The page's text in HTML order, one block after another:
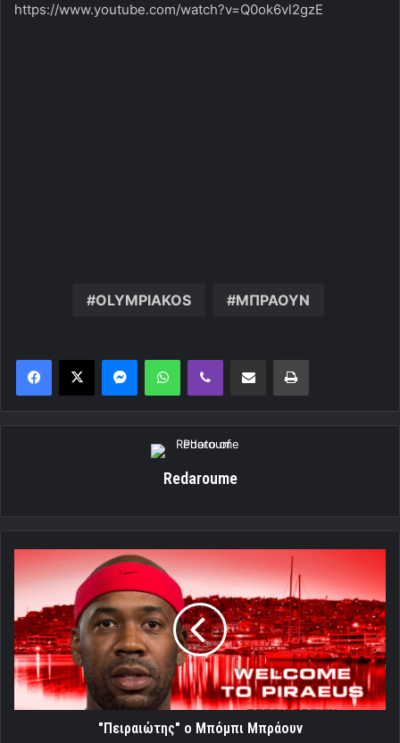
https://www.youtube.com/watch?v=Q0ok6vl2gzE
OLYMPIAKOS ΜΠΡΑΟΥΝ
MessengerWhatsAppViber Κοινοποίηση μέσω ηλεκτρονικού ταχυδρομείουΕκτύπωση
Redaroume
"Πειραιώτης"
ο
Μπόμπι
Μπράουν
"Πειραιώτης" ο Μπόμπι Μπράουν